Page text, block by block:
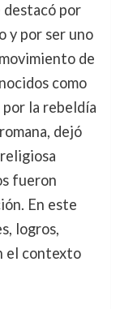
destacó por
y por ser uno
de
como
por la rebeldía
dejó
fueron
En este
logros,
el contexto